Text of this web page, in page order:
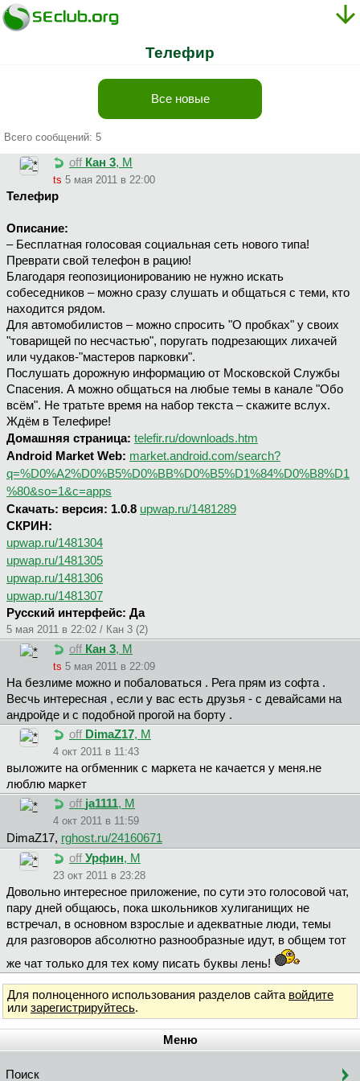
Телефир
Все новые
Всего сообщений: 5
off Кан 3, М
ts 5 мая 2011 в 22:00
Телефир
Описание:
– Бесплатная голосовая социальная сеть нового типа!
Преврати свой телефон в рацию!
Благодаря геопозиционированию не нужно искать
собеседников – можно сразу слушать и общаться с теми, кто
находится рядом.
Для автомобилистов – можно спросить "О пробках" у своих
"товарищей по несчастью", поругать подрезающих лихачей
или чудаков-"мастеров парковки".
Послушать дорожную информацию от Московской Службы
Спасения. А можно общаться на любые темы в канале "Обо
всём". Не тратьте время на набор текста – скажите вслух.
Ждём в Телефире!
Домашняя страница: telefir.ru/downloads.htm
Android Market Web: market.android.com/search?
q=%D0%A2%D0%B5%D0%BB%D0%B5%D1%84%D0%B8%D1
%80&so=1&c=apps
Скачать: версия: 1.0.8 upwap.ru/1481289
СКРИН:
upwap.ru/1481304
upwap.ru/1481305
upwap.ru/1481306
upwap.ru/1481307
Русский интерфейс: Да
5 мая 2011 в 22:02 / Кан 3 (2)
off Кан 3, М
ts 5 мая 2011 в 22:09
На безлиме можно и побаловаться . Рега прям из софта .
Весчь интересная , если у вас есть друзья - с девайсами на
андройде и с подобной прогой на борту .
off DimaZ17, М
4 окт 2011 в 11:43
выложите на огбменник с маркета не качается у меня.не
люблю маркет
off ja1111, М
4 окт 2011 в 11:59
DimaZ17, rghost.ru/24160671
off Урфин, М
23 окт 2011 в 23:28
Довольно интересное приложение, по сути это голосовой чат,
пару дней общаюсь, пока школьников хулиганищих не
встречал, в основном взрослые и адекватные люди, темы
для разговоров абсолютно разнообразные идут, в общем тот
же чат только для тех кому писать буквы лень!
Для полноценного использования разделов сайта войдите
или зарегистрируйтесь.
Меню
Поиск